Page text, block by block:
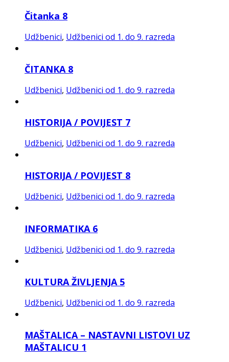
Čitanka 8
Udžbenici, Udžbenici od 1. do 9. razreda
ČITANKA 8
Udžbenici, Udžbenici od 1. do 9. razreda
HISTORIJA / POVIJEST 7
Udžbenici, Udžbenici od 1. do 9. razreda
HISTORIJA / POVIJEST 8
Udžbenici, Udžbenici od 1. do 9. razreda
INFORMATIKA 6
Udžbenici, Udžbenici od 1. do 9. razreda
KULTURA ŽIVLJENJA 5
Udžbenici, Udžbenici od 1. do 9. razreda
MAŠTALICA – NASTAVNI LISTOVI UZ
MAŠTALICU 1